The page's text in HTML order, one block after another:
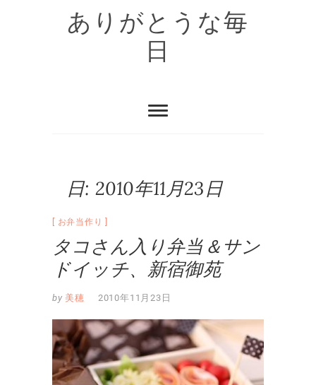
ありがとうな毎
日
日: 2010年11月23日
お弁当作り
タコさん入り弁当＆サン
ドイッチ、新宿御苑
by 美穂 2010年11月23日